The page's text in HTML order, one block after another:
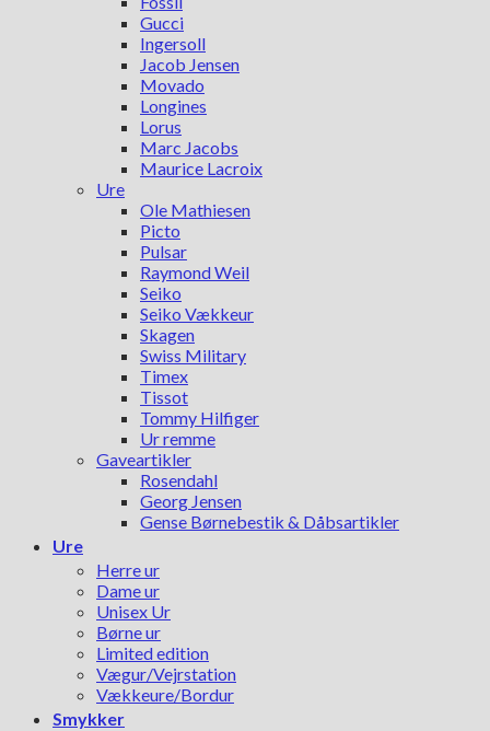
Gucci
Ingersoll
Jacob Jensen
Movado
Longines
Lorus
Marc Jacobs
Maurice Lacroix
Ure
Ole Mathiesen
Picto
Pulsar
Raymond Weil
Seiko
Seiko Vækkeur
Skagen
Swiss Military
Timex
Tissot
Tommy Hilfiger
Ur remme
Gaveartikler
Rosendahl
Georg Jensen
Gense Børnebestik & Dåbsartikler
Ure
Herre ur
Dame ur
Unisex Ur
Børne ur
Limited edition
Vægur/Vejrstation
Vækkeure/Bordur
Smykker